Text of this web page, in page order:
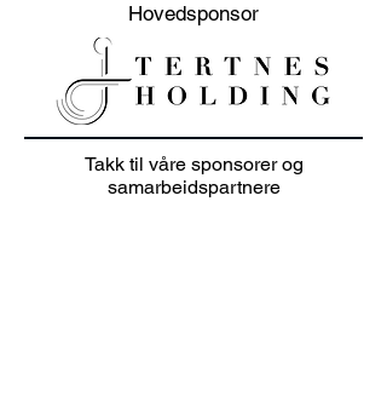
20% sommer salg på
klær i juli 👕🏌️‍♀️
Hovedsponsor
Takk til våre sponsorer og
samarbeidspartnere